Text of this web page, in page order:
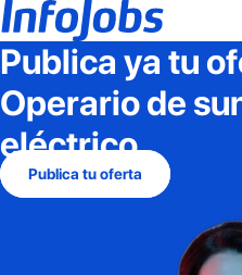
Publica ya tu
Operario de
eléctrico
Publica tu oferta